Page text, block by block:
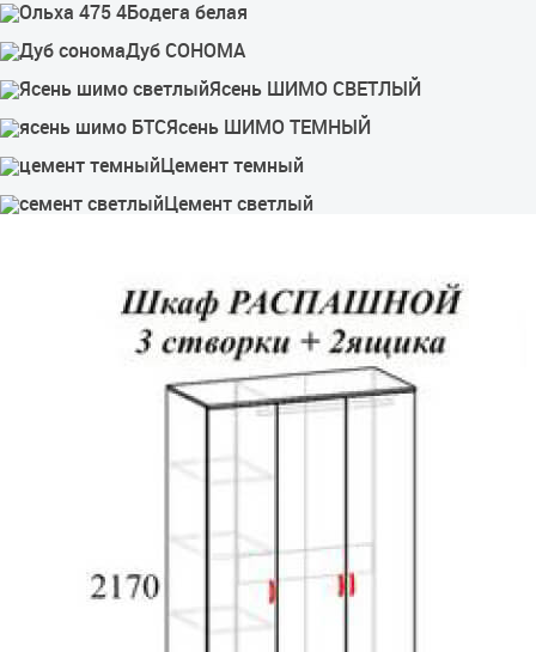
Бодега белая
Дуб СОНОМА
Ясень ШИМО СВЕТЛЫЙ
Ясень ШИМО ТЕМНЫЙ
Цемент темный
Цемент светлый